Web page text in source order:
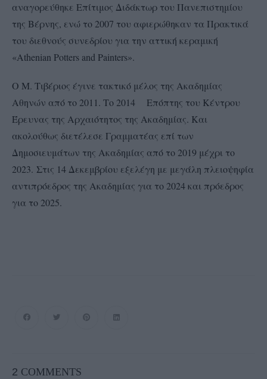
αναγορεύθηκε Επίτιμος Διδάκτωρ του Πανεπιστημίου
της Βέρνης, ενώ το 2007 του αφιερώθηκαν τα Πρακτικά
του διεθνούς συνεδρίου για την αττική κεραμική
«Athenian Potters and Painters».
Ο Μ. Τιβέριος έγινε τακτικό μέλος της Ακαδημίας
Αθηνών από το 2011. Το 2014 Επόπτης του Κέντρου
Έρευνας της Αρχαιότητος της Ακαδημίας. Και
ακολούθως διετέλεσε Γραμματέας επί των
Δημοσιευμάτων της Ακαδημίας από το 2019 μέχρι το
2023. Στις 14 Δεκεμβρίου εξελέγη με μεγάλη πλειοψηφία
αντιπρόεδρος της Ακαδημίας για το 2024 και πρόεδρος
για το 2025.
2 COMMENTS